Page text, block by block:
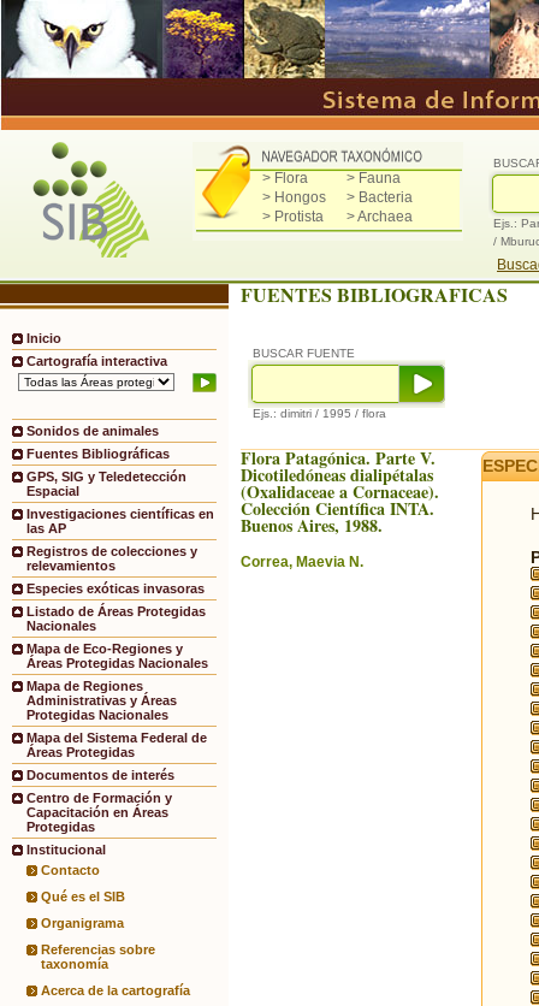
> Flora
> Fauna
> Hongos
> Bacteria
> Protista
> Archaea
Ejs.:
/
Inicio
Cartografía interactiva
Sonidos de animales
Fuentes Bibliográficas
GPS, SIG y Teledetección
Espacial
Investigaciones científicas en
las AP
Registros de colecciones y
relevamientos
Especies exóticas invasoras
Listado de Áreas Protegidas
Nacionales
Mapa de Eco-Regiones y
Áreas Protegidas Nacionales
Mapa de Regiones
Administrativas y Áreas
Protegidas Nacionales
Mapa del Sistema Federal de
Áreas Protegidas
Documentos de interés
Centro de Formación y
Capacitación en Áreas
Protegidas
Institucional
Contacto
Qué es el SIB
Organigrama
Referencias sobre
taxonomía
Acerca de la cartografía
FUENTES BIBLIOGRAFICAS
BUSCAR FUENTE
Ejs.: dimitri / 1995 / flora
Flora Patagónica. Parte V.
Dicotiledóneas dialipétalas
(Oxalidaceae a Cornaceae).
Colección Científica INTA.
Buenos Aires, 1988.
Correa, Maevia N.